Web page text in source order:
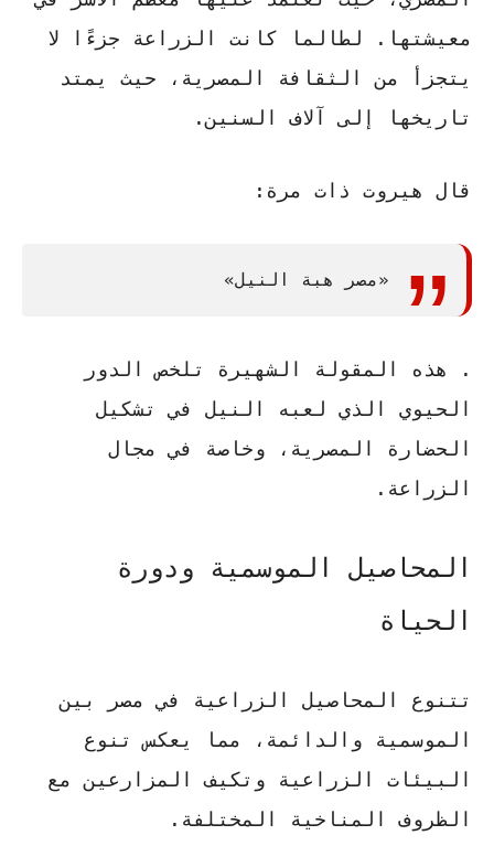
معيشتها. لطالما كانت الزراعة جزءًا لا
يتجزأ من الثقافة المصرية، حيث يمتد
تاريخها إلى آلاف السنين.
قال هيروت ذات مرة:
«مصر هبة النيل»
. هذه المقولة الشهيرة تلخص الدور
الحيوي الذي لعبه النيل في تشكيل
الحضارة المصرية، وخاصة في مجال
الزراعة.
المحاصيل الموسمية ودورة
الحياة
تتنوع المحاصيل الزراعية في مصر بين
الموسمية والدائمة، مما يعكس تنوع
البيئات الزراعية وتكيف المزارعين مع
الظروف المناخية المختلفة.